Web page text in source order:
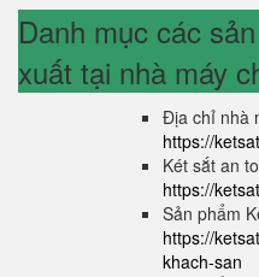
Danh mục các
xuất tại nhà máy
Địa chỉ nhà
https://
Két sắt an
https://
Sản phẩm
https://
khach-san